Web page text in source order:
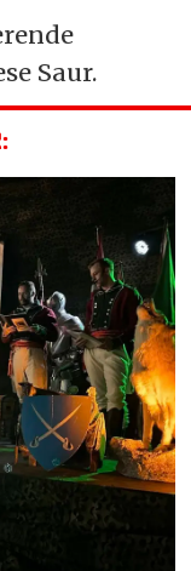
Saur.